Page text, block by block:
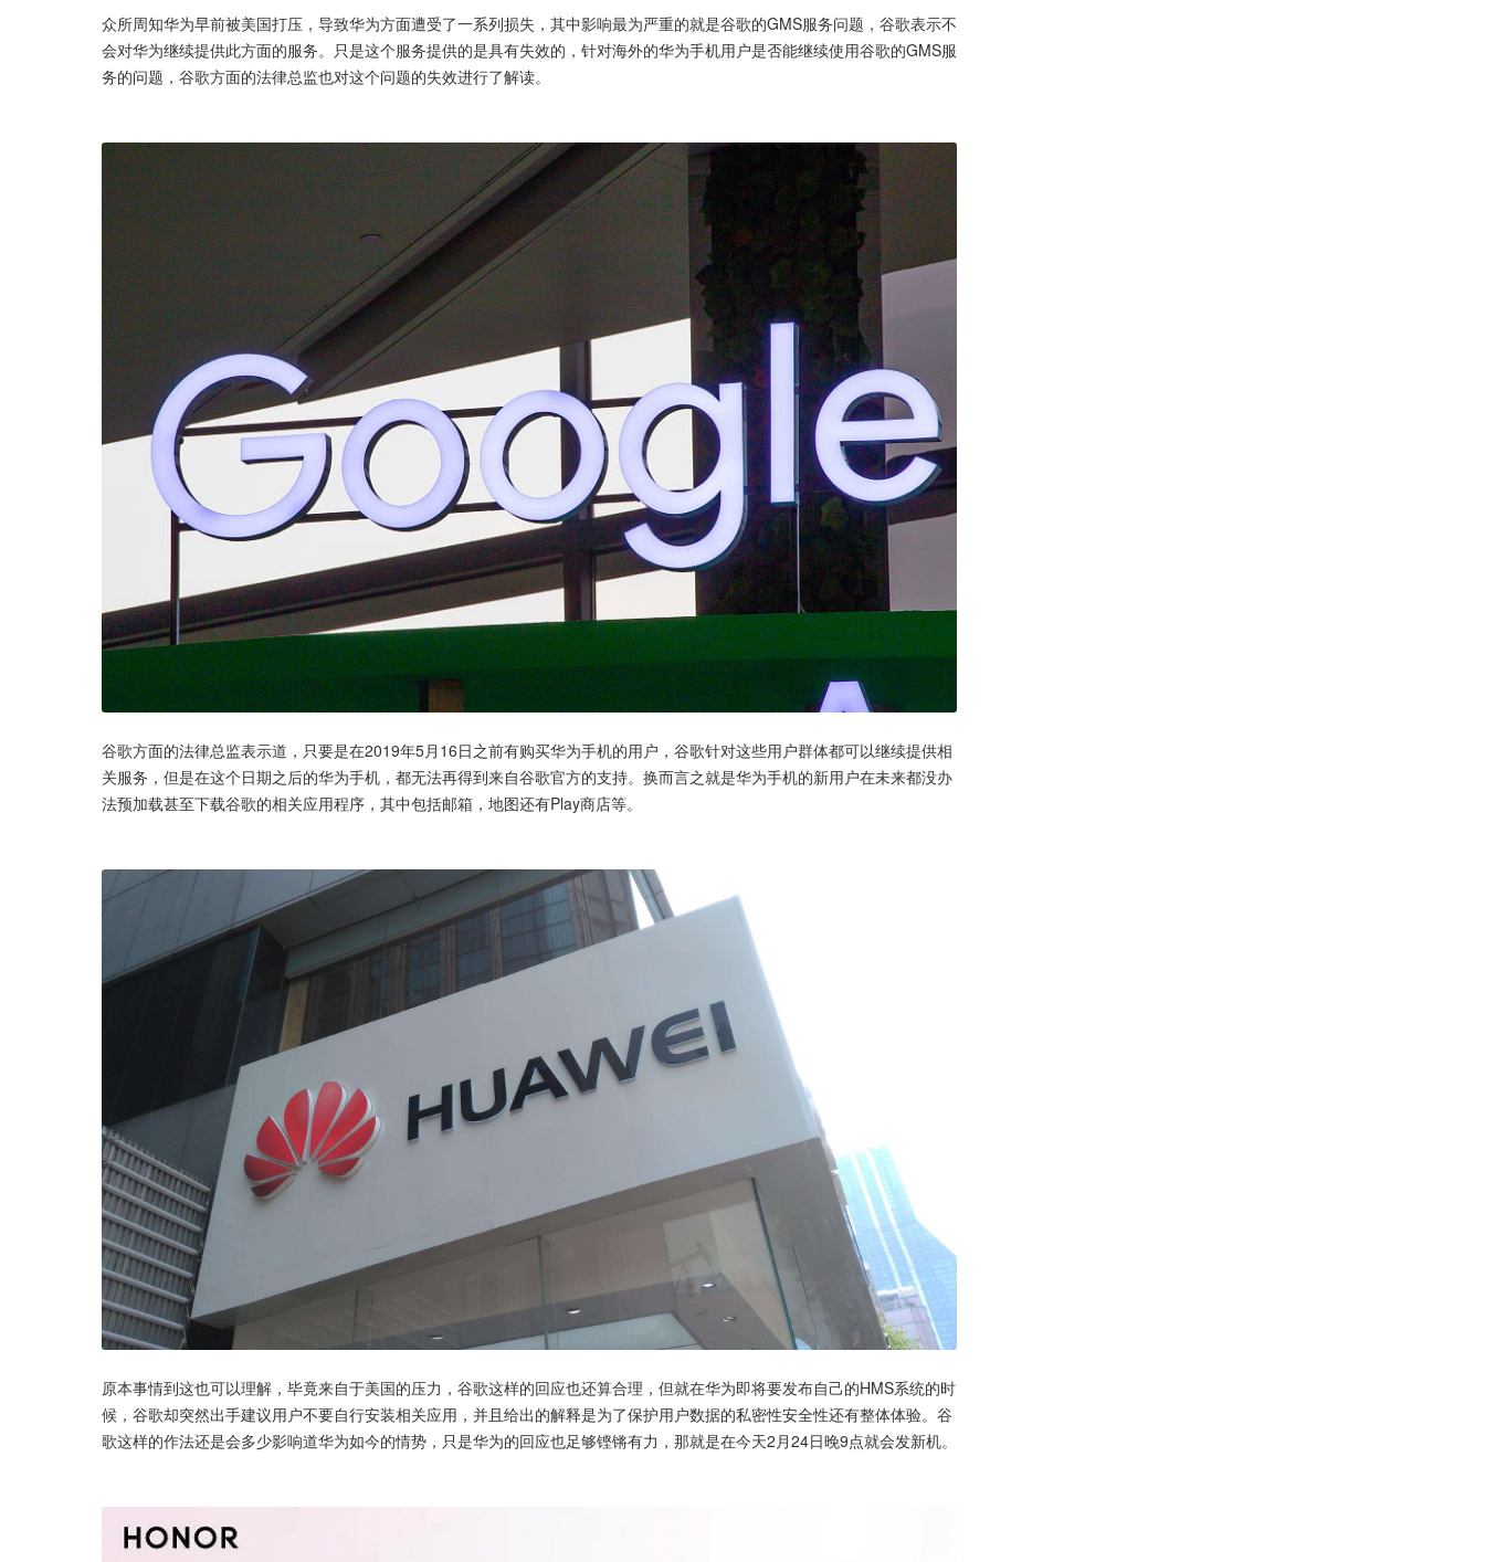
众所周知华为早前被美国打压，导致华为方面遭受了一系列损失，其中影响最为严重的就是谷歌的GMS服务问题，谷歌表示不
会对华为继续提供此方面的服务。只是这个服务提供的是具有失效的，针对海外的华为手机用户是否能继续使用谷歌的GMS服
务的问题，谷歌方面的法律总监也对这个问题的失效进行了解读。
谷歌方面的法律总监表示道，只要是在2019年5月16日之前有购买华为手机的用户，谷歌针对这些用户群体都可以继续提供相
关服务，但是在这个日期之后的华为手机，都无法再得到来自谷歌官方的支持。换而言之就是华为手机的新用户在未来都没办
法预加载甚至下载谷歌的相关应用程序，其中包括邮箱，地图还有Play商店等。
原本事情到这也可以理解，毕竟来自于美国的压力，谷歌这样的回应也还算合理，但就在华为即将要发布自己的HMS系统的时
候，谷歌却突然出手建议用户不要自行安装相关应用，并且给出的解释是为了保护用户数据的私密性安全性还有整体体验。谷
歌这样的作法还是会多少影响道华为如今的情势，只是华为的回应也足够铿锵有力，那就是在今天2月24日晚9点就会发新机。